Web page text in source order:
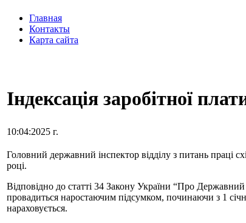
Главная
Контакты
Карта сайта
Індексація заробітної
10:04:2025 г.
Головний державний інспектор відділу з питань праці
році.
Відповідно до статті 34 Закону України “Про
провадиться наростаючим підсумком, починаючи з 1
нараховується.